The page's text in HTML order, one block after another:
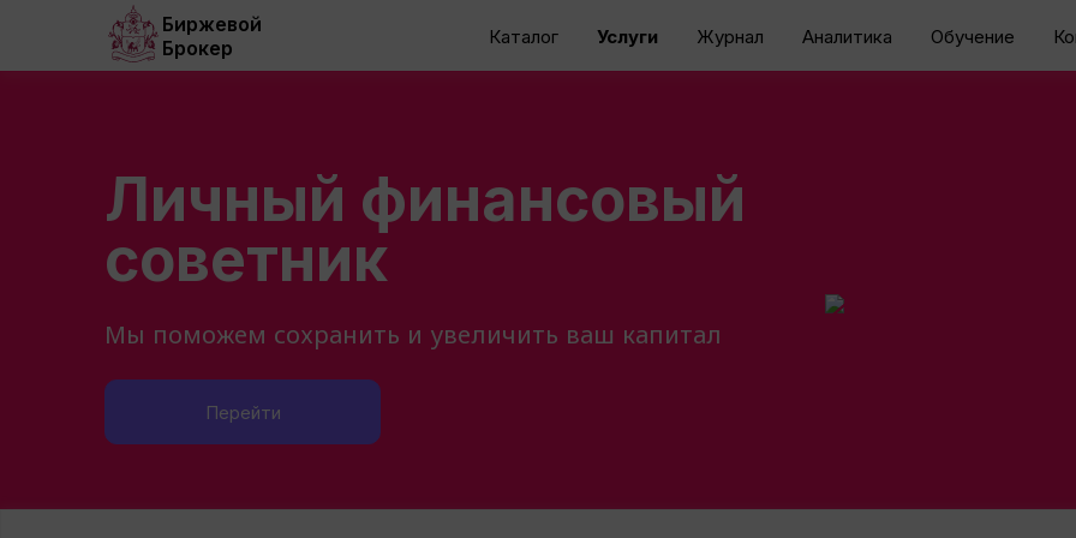
Биржевой
Брокер
Каталог Услуги Журнал Аналитика Обучение
Личный финансовый
советник
Мы поможем сохранить и увеличить ваш капитал
Перейти